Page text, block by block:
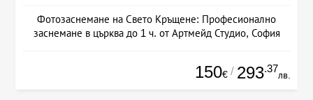
Фотозаснемане на Свето Кръщене: Професионално
заснемане в църква до 1 ч. от Артмейд Студио, София
150€ / 293.37
лв.